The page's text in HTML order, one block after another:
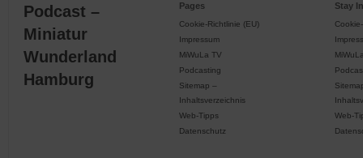
Podcast –
Miniatur
Wunderland
Hamburg
Pages
Cookie-Richtlinie (EU)
Impressum
MiWuLa TV
Podcasting
Sitemap –
Inhaltsverzeichnis
Web-Tipps
Datenschutz
Stay
Web-